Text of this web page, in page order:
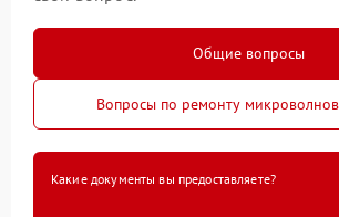
Общие вопросы
Вопросы по ремонту
Какие документы вы предоставляете?